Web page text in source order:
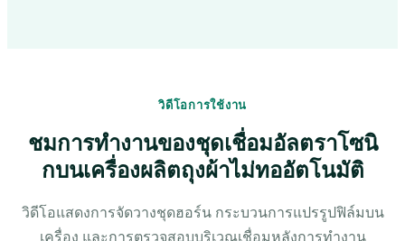
วิดีโอการใช้งาน
ชมการทำงานของชุดเชื่อมอัลตราโซนิ
กบนเครื่องผลิตถุงผ้าไม่ทออัตโนมัติ
วิดีโอแสดงการจัดวางชุดฮอร์น กระบวนการแปรรูปฟิล์มบน
เครื่อง และการตรวจสอบบริเวณเชื่อมหลังการทำงาน